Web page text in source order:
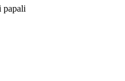
papali